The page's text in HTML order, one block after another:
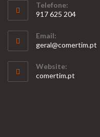
Telefone:
917 625 204
in
your
application
Email:
geral@comertim.pt
Website:
comertim.pt